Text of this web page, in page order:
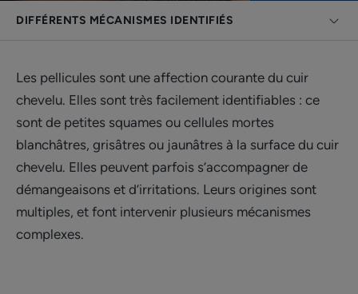
DIFFÉRENTS MÉCANISMES IDENTIFIÉS
Les pellicules sont une affection courante du cuir
chevelu. Elles sont très facilement identifiables : ce
sont de petites squames ou cellules mortes
blanchâtres, grisâtres ou jaunâtres à la surface du cuir
chevelu. Elles peuvent parfois s’accompagner de
démangeaisons et d’irritations. Leurs origines sont
multiples, et font intervenir plusieurs mécanismes
complexes.